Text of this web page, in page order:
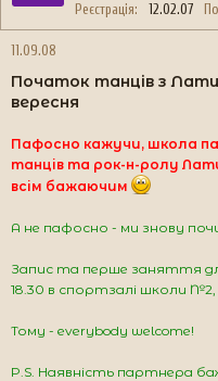
Реєстрація 12.02.07
11.09.08
Початок танців з
вересня
Пафосно кажучи, школа
танців та рок-н-ролу
всім бажаючим
А не пафосно - ми знову
Запис та перше заняття
18.30 в спортзалі школи
Тому - everybody welcome!
P.S. Наявність партнера